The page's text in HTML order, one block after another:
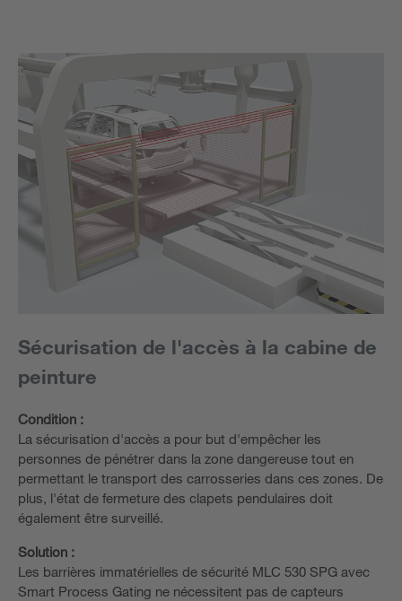
Sécurisation de l'accès à la cabine de
peinture
Condition :
La sécurisation d'accès a pour but d'empêcher les
personnes de pénétrer dans la zone dangereuse tout en
permettant le transport des carrosseries dans ces zones. De
plus, l'état de fermeture des clapets pendulaires doit
également être surveillé.
Solution :
Les barrières immatérielles de sécurité MLC 530 SPG avec
Smart Process Gating ne nécessitent pas de capteurs